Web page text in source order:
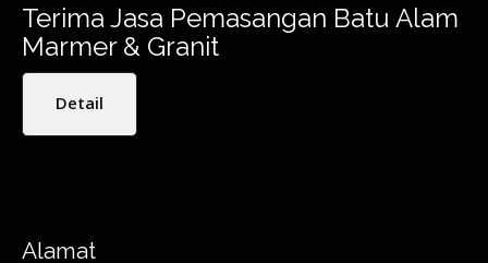
Terima Jasa Pemasangan Batu Alam
Marmer & Granit
Detail
Alamat